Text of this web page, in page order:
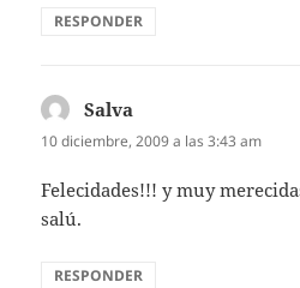
RESPONDER
Salva
10 diciembre, 2009 a las 3:43 am
Felecidades!!! y muy
salú.
RESPONDER